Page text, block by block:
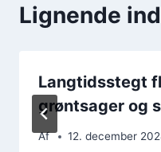
Lignende
Langtidsstegt
grøntsager og
Af 12. december